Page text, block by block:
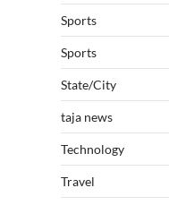
Sports
Sports
State/City
taja news
Technology
Travel